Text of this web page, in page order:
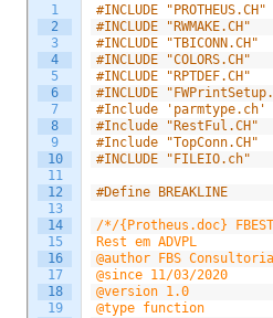
1
2
3
4
5
6
7
8
9
10
11
12
13
14
15
16
17
18
19
#INCLUDE "PROTHEUS.CH"
#INCLUDE "RWMAKE.CH"
#INCLUDE "TBICONN.CH"
#INCLUDE "COLORS.CH"
#INCLUDE "RPTDEF.CH"
#INCLUDE
#Include 'parmtype.ch'
#Include "RestFul.CH"
#Include "TopConn.CH"
#INCLUDE "FILEIO.ch"
/*/{Protheus.doc}
Rest em ADVPL
@author FBS Consultoria
@since 11/03/2020
@version 1.0
@type function